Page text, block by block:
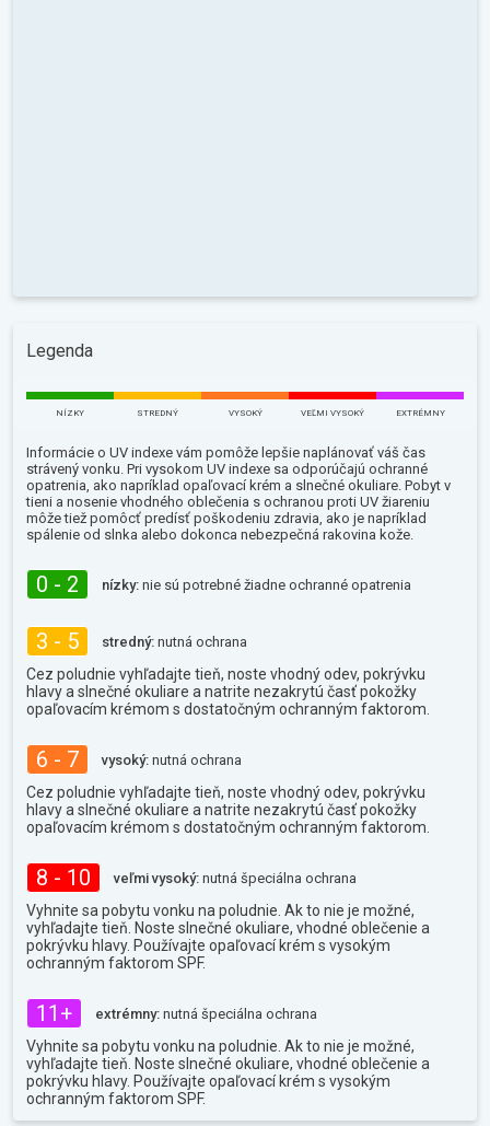
Legenda
NÍZKY STREDNÝ VYSOKÝ VEĽMI VYSOKÝ EXTRÉMNY
Informácie o UV indexe vám pomôže lepšie naplánovať váš čas
strávený vonku. Pri vysokom UV indexe sa odporúčajú ochranné
opatrenia, ako napríklad opaľovací krém a slnečné okuliare. Pobyt v
tieni a nosenie vhodného oblečenia s ochranou proti UV žiareniu
môže tiež pomôcť predísť poškodeniu zdravia, ako je napríklad
spálenie od slnka alebo dokonca nebezpečná rakovina kože.
0 - 2 nízky: nie sú potrebné žiadne ochranné opatrenia
3 - 5 stredný: nutná ochrana
Cez poludnie vyhľadajte tieň, noste vhodný odev, pokrývku
hlavy a slnečné okuliare a natrite nezakrytú časť pokožky
opaľovacím krémom s dostatočným ochranným faktorom.
6 - 7 vysoký: nutná ochrana
Cez poludnie vyhľadajte tieň, noste vhodný odev, pokrývku
hlavy a slnečné okuliare a natrite nezakrytú časť pokožky
opaľovacím krémom s dostatočným ochranným faktorom.
8 - 10 veľmi vysoký: nutná špeciálna ochrana
Vyhnite sa pobytu vonku na poludnie. Ak to nie je možné,
vyhľadajte tieň. Noste slnečné okuliare, vhodné oblečenie a
pokrývku hlavy. Používajte opaľovací krém s vysokým
ochranným faktorom SPF.
11+ extrémny: nutná špeciálna ochrana
Vyhnite sa pobytu vonku na poludnie. Ak to nie je možné,
vyhľadajte tieň. Noste slnečné okuliare, vhodné oblečenie a
pokrývku hlavy. Používajte opaľovací krém s vysokým
ochranným faktorom SPF.